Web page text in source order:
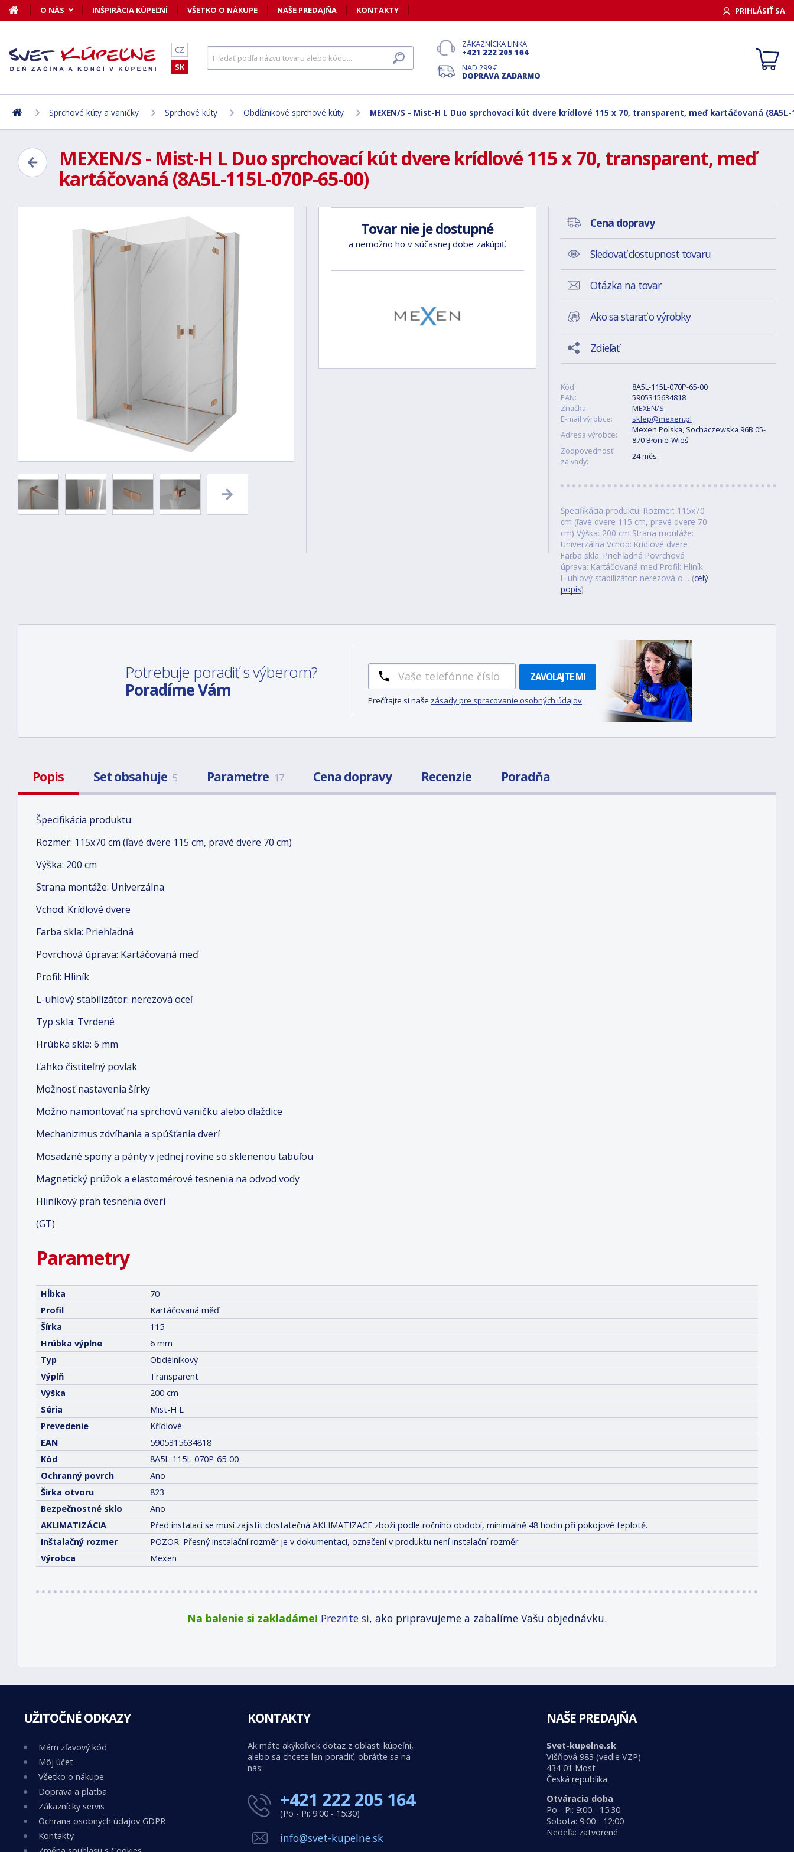
O NÁS INŠPIRÁCIA KÚPEĽNÍ VŠETKO O NÁKUPE NAŠE PREDAJŇA KONTAKTY PRIHLÁSIŤ SA
CZ
SK
ZÁKAZNÍCKA LINKA
+421 222 205 164
NAD 299 €
DOPRAVA ZADARMO
Sprchové kúty a vaničky Sprchové kúty Obdĺžnikové sprchové kúty MEXEN/S - Mist-H L Duo sprchovací kút dvere krídlové 115 x 70, transparent, meď kartáčovaná (8A5L-
MEXEN/S - Mist-H L Duo sprchovací kút dvere krídlové 115 x 70, transparent, meď
kartáčovaná (8A5L-115L-070P-65-00)
Tovar nie je dostupné
a nemožno ho v súčasnej dobe zakúpiť.
Cena dopravy
Sledovať dostupnost tovaru
Otázka na tovar
Ako sa starať o výrobky
Zdieľať
Kód:
8A5L-115L-070P-65-00
EAN:
5905315634818
Značka:
MEXEN/S
E-mail výrobce:
sklep@mexen.pl
Adresa výrobce:
Mexen Polska, Sochaczewska 96B 05-
870 Błonie-Wieś
Zodpovednosť
za vady:
24 měs.
Špecifikácia produktu: Rozmer: 115x70
cm (ľavé dvere 115 cm, pravé dvere 70
cm) Výška: 200 cm Strana montáže:
Univerzálna Vchod: Krídlové dvere
Farba skla: Priehľadná Povrchová
úprava: Kartáčovaná meď Profil: Hliník
L-uhlový stabilizátor: nerezová o… (celý
popis)
Potrebuje poradiť s výberom?
Poradíme Vám
ZAVOLAJTE MI
Prečítajte si naše zásady pre spracovanie osobných údajov.
Popis Set obsahuje 5 Parametre 17 Cena dopravy Recenzie Poradňa
Špecifikácia produktu:
Rozmer: 115x70 cm (ľavé dvere 115 cm, pravé dvere 70 cm)
Výška: 200 cm
Strana montáže: Univerzálna
Vchod: Krídlové dvere
Farba skla: Priehľadná
Povrchová úprava: Kartáčovaná meď
Profil: Hliník
L-uhlový stabilizátor: nerezová oceľ
Typ skla: Tvrdené
Hrúbka skla: 6 mm
Ľahko čistiteľný povlak
Možnosť nastavenia šírky
Možno namontovať na sprchovú vaničku alebo dlaždice
Mechanizmus zdvíhania a spúšťania dverí
Mosadzné spony a pánty v jednej rovine so sklenenou tabuľou
Magnetický prúžok a elastomérové tesnenia na odvod vody
Hliníkový prah tesnenia dverí
(GT)
Parametry
Hĺbka
70
Profil
Kartáčovaná měď
Šírka
115
Hrúbka výplne
6 mm
Typ
Obdélníkový
Výplň
Transparent
Výška
200 cm
Séria
Mist-H L
Prevedenie
Křídlové
EAN
5905315634818
Kód
8A5L-115L-070P-65-00
Ochranný povrch
Ano
Šírka otvoru
823
Bezpečnostné sklo
Ano
AKLIMATIZÁCIA
Před instalací se musí zajistit dostatečná AKLIMATIZACE zboží podle ročního období, minimálně 48 hodin při pokojové teplotě.
Inštalačný rozmer
POZOR: Přesný instalační rozměr je v dokumentaci, označení v produktu není instalační rozměr.
Výrobca
Mexen
Na balenie si zakladáme! Prezrite si, ako pripravujeme a zabalíme Vašu objednávku.
UŽITOČNÉ ODKAZY
Mám zľavový kód
Môj účet
Všetko o nákupe
Doprava a platba
Zákaznícky servis
Ochrana osobných údajov GDPR
Kontakty
KONTAKTY
Ak máte akýkoľvek dotaz z oblasti kúpeľní,
alebo sa chcete len poradiť, obráťte sa na
nás:
+421 222 205 164
(Po - Pi: 9:00 - 15:30)
info@svet-kupelne.sk
NAŠE PREDAJŇA
Svet-kupelne.sk
Višňová 983 (vedle VZP)
434 01 Most
Česká republika
Otváracia doba
Po - Pi: 9:00 - 15:30
Sobota: 9:00 - 12:00
Nedeľa: zatvorené